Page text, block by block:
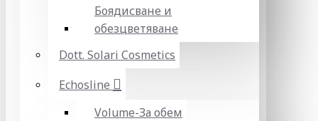
Боядисване и
обезцветяване
Dott. Solari Cosmetics
Echosline
Volume-За обем